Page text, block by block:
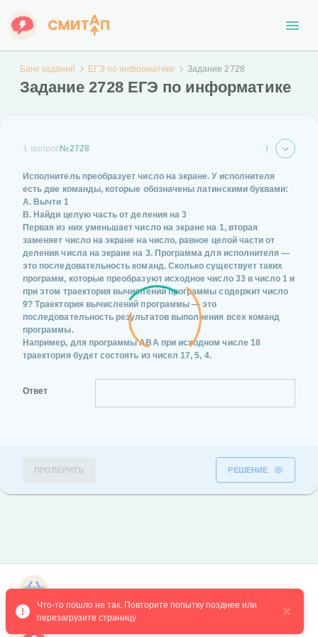
Банк заданий ЕГЭ по информатике Задание 2728
Задание 2728 ЕГЭ по информатике
1 вопрос№2728
Исполнитель преобразует число на экране. У исполнителя
есть две команды, которые обозначены латинскими буквами:
A. Вычти 1
B. Найди целую часть от деления на 3
Первая из них уменьшает число на экране на 1, вторая
заменяет число на экране на число, равное целой части от
деления числа на экране на 3. Программа для исполнителя —
это последовательность команд. Сколько существует таких
программ, которые преобразуют исходное число 33 в число 1 и
при этом траектория вычислений программы содержит число
9? Траектория вычислений программы — это
последовательность результатов выполнения всех команд
программы.
Например, для программы ABA при исходном числе 18
траектория будет состоять из чисел 17, 5, 4.
Ответ
ПРОВЕРИТЬ РЕШЕНИЕ
Что-то пошло не так. Повторите попытку позднее или
перезагрузите страницу